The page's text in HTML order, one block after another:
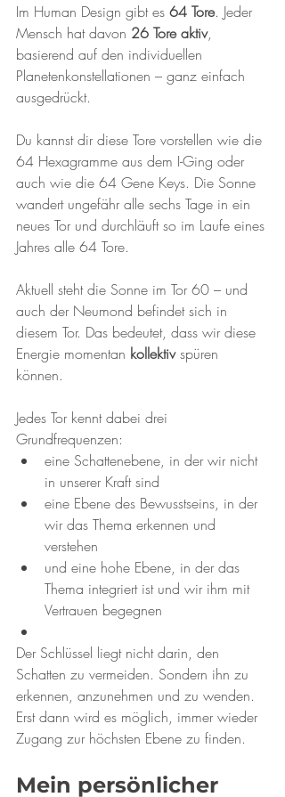
Im Human Design gibt es 64 Tore. Jeder
Mensch hat davon 26 Tore aktiv,
basierend auf den individuellen
Planetenkonstellationen – ganz einfach
ausgedrückt.
Du kannst dir diese Tore vorstellen wie die
64 Hexagramme aus dem I-Ging oder
auch wie die 64 Gene Keys. Die Sonne
wandert ungefähr alle sechs Tage in ein
neues Tor und durchläuft so im Laufe eines
Jahres alle 64 Tore.
Aktuell steht die Sonne im Tor 60 – und
auch der Neumond befindet sich in
diesem Tor. Das bedeutet, dass wir diese
Energie momentan kollektiv spüren
können.
Jedes Tor kennt dabei drei
Grundfrequenzen:
eine Schattenebene, in der wir nicht
in unserer Kraft sind
eine Ebene des Bewusstseins, in der
wir das Thema erkennen und
verstehen
und eine hohe Ebene, in der das
Thema integriert ist und wir ihm mit
Vertrauen begegnen
Der Schlüssel liegt nicht darin, den
Schatten zu vermeiden. Sondern ihn zu
erkennen, anzunehmen und zu wenden.
Erst dann wird es möglich, immer wieder
Zugang zur höchsten Ebene zu finden.
Mein persönlicher